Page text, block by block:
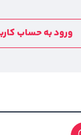
مورد
پاتریس،
ونوس، مکس،
ورود به حساب